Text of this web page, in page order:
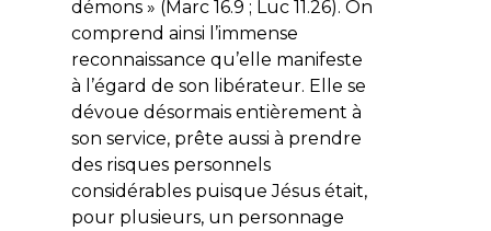
démons » (Marc 16.9 ; Luc 11.26). On
comprend ainsi l’immense
reconnaissance qu’elle manifeste
à l’égard de son libérateur. Elle se
dévoue désormais entièrement à
son service, prête aussi à prendre
des risques personnels
considérables puisque Jésus était,
pour plusieurs, un personnage